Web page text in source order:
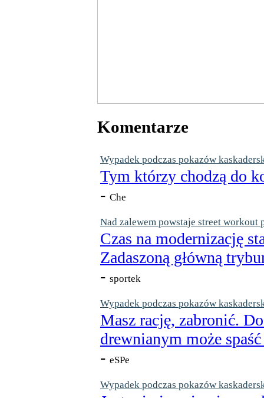
Komentarze
Wypadek podczas pokazów
Tym którzy chodzą do
- Che
Nad zalewem powstaje street workout
Czas na modernizację
Zadaszoną główną
- sportek
Wypadek podczas pokazów
Masz rację, zabronić.
drewnianym może
- eSPe
Wypadek podczas pokazów